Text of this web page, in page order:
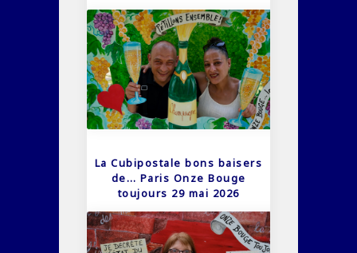
La Cubipostale bons baisers
de… Paris Onze Bouge
toujours 29 mai 2026